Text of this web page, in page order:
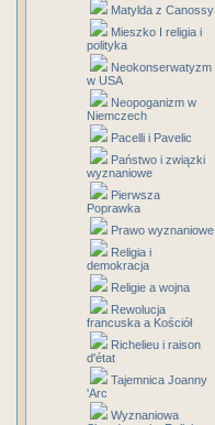
Matylda z Canossy
Mieszko I religia i
polityka
Neokonserwatyzm
w USA
Neopoganizm w
Niemczech
Pacelli i Pavelic
Państwo i związki
wyznaniowe
Pierwsza
Poprawka
Prawo wyznaniowe
Religia i
demokracja
Religie a wojna
Rewolucja
francuska a Kościół
Richelieu i raison
d'état
Tajemnica Joanny
'Arc
Wyznaniowa